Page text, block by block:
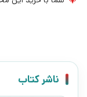
ناشر کتاب